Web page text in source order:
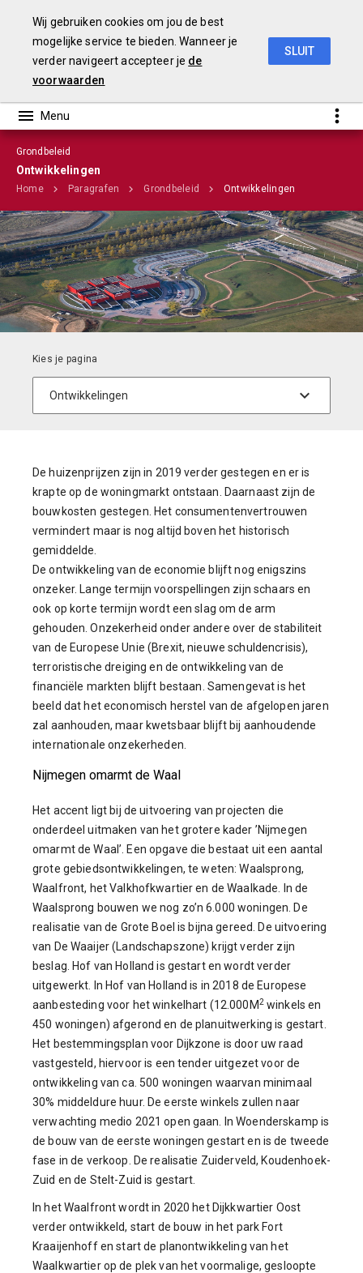
Grondbeleid
Ontwikkelingen
Home Paragrafen Grondbeleid Ontwikkelingen
De huizenprijzen zijn in 2019 verder gestegen en er is
krapte op de woningmarkt ontstaan. Daarnaast zijn de
bouwkosten gestegen. Het consumentenvertrouwen
vermindert maar is nog altijd boven het historisch
gemiddelde.
De ontwikkeling van de economie blijft nog enigszins
onzeker. Lange termijn voorspellingen zijn schaars en
ook op korte termijn wordt een slag om de arm
gehouden. Onzekerheid onder andere over de stabiliteit
van de Europese Unie (Brexit, nieuwe schuldencrisis),
terroristische dreiging en de ontwikkeling van de
financiële markten blijft bestaan. Samengevat is het
beeld dat het economisch herstel van de afgelopen jaren
zal aanhouden, maar kwetsbaar blijft bij aanhoudende
internationale onzekerheden.
Nijmegen omarmt de Waal
Het accent ligt bij de uitvoering van projecten die
onderdeel uitmaken van het grotere kader ’Nijmegen
omarmt de Waal’. Een opgave die bestaat uit een aantal
grote gebiedsontwikkelingen, te weten: Waalsprong,
Waalfront, het Valkhofkwartier en de Waalkade. In de
Waalsprong bouwen we nog zo’n 6.000 woningen. De
realisatie van de Grote Boel is bijna gereed. De uitvoering
van De Waaijer (Landschapszone) krijgt verder zijn
beslag. Hof van Holland is gestart en wordt verder
uitgewerkt. In Hof van Holland is in 2018 de Europese
aanbesteding voor het winkelhart (12.000M2winkels en
450 woningen) afgerond en de planuitwerking is gestart.
Het bestemmingsplan voor Dijkzone is door uw raad
vastgesteld, hiervoor is een tender uitgezet voor de
ontwikkeling van ca. 500 woningen waarvan minimaal
30% middeldure huur. De eerste winkels zullen naar
verwachting medio 2021 open gaan. In Woenderskamp is
de bouw van de eerste woningen gestart en is de tweede
fase in de verkoop. De realisatie Zuiderveld, Koudenhoek-
Zuid en de Stelt-Zuid is gestart.
In het Waalfront wordt in 2020 het Dijkkwartier Oost
verder ontwikkeld, start de bouw in het park Fort
Kraaijenhoff en start de planontwikkeling van het
Waalkwartier op de plek van het voormalige, gesloopte
Wij gebruiken cookies om jou de best
mogelijke service te bieden. Wanneer je
verder navigeert accepteer je de
voorwaarden
SLUIT